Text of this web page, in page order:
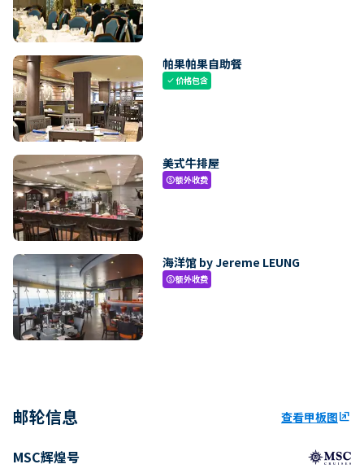
帕果帕果自助餐
check价格包含
美式牛排屋
paid额外收费
海洋馆 by Jereme LEUNG
paid额外收费
邮轮信息 查看甲板图ungroup
MSC辉煌号